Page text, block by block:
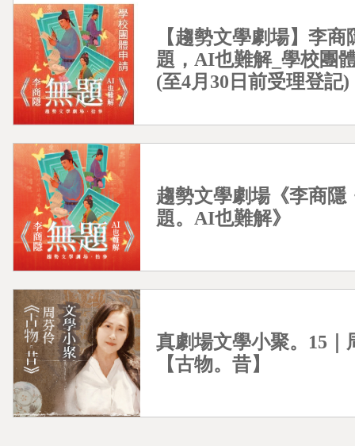
【趨勢文學劇場】李商
題，AI也難解_學校團
(至4月30日前受理登記)
趨勢文學劇場《李商隱
題。AI也難解》
真劇場文學小聚。15｜
【古物。昔】